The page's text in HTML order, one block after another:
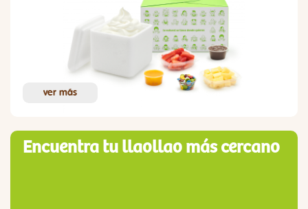
ver más
Encuentra tu llaollao más cercano